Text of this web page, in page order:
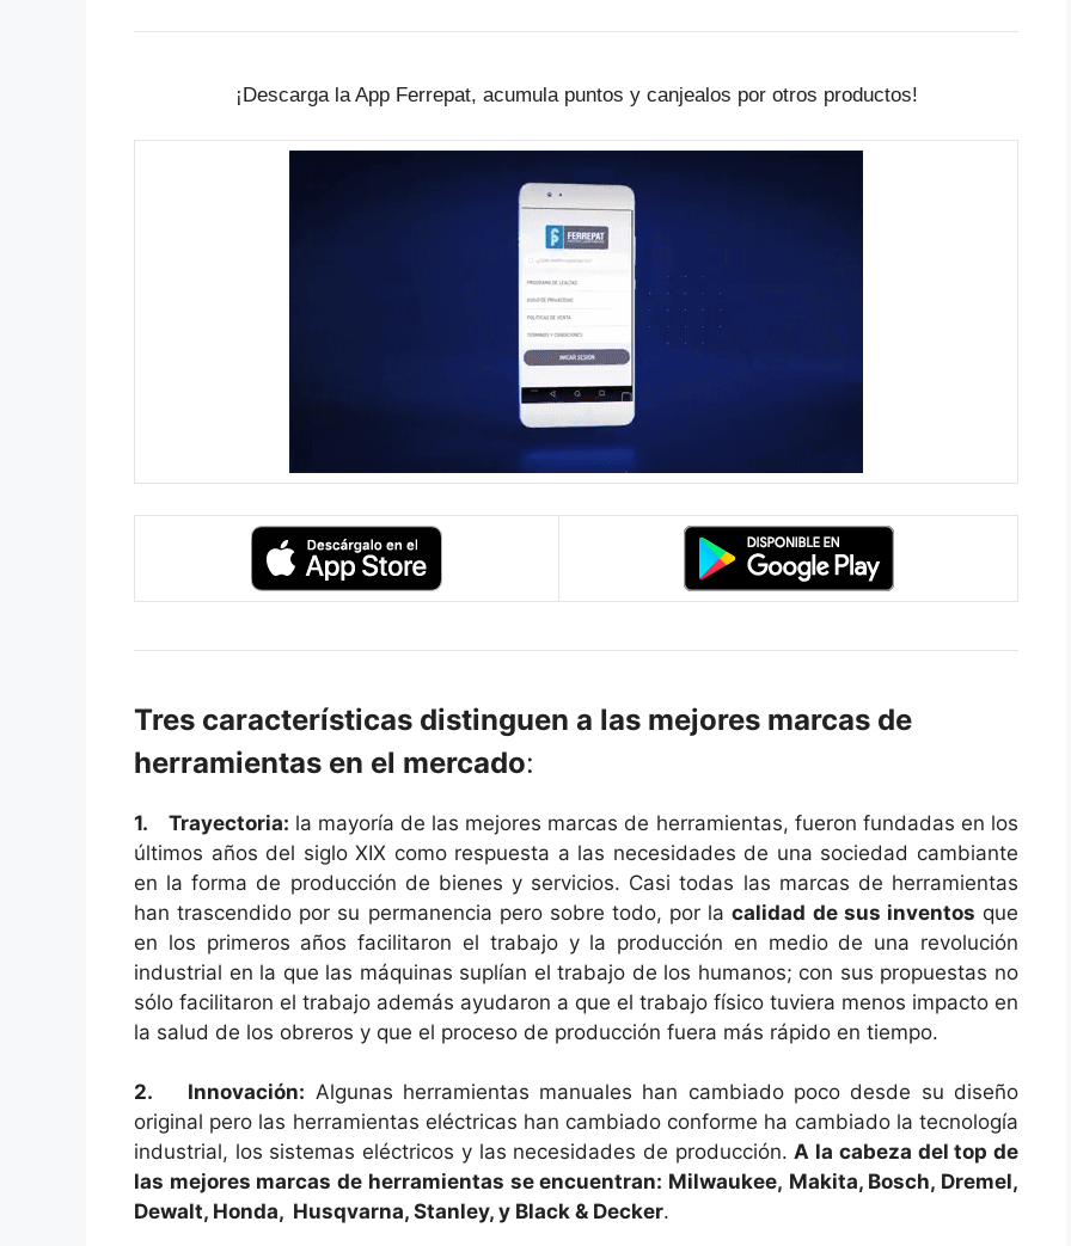
¡Descarga la App Ferrepat, acumula puntos y canjealos por otros productos!
Tres características distinguen a las mejores marcas de
herramientas en el mercado:
1. Trayectoria: la mayoría de las mejores marcas de herramientas, fueron fundadas en los
últimos años del siglo XIX como respuesta a las necesidades de una sociedad cambiante
en la forma de producción de bienes y servicios. Casi todas las marcas de herramientas
han trascendido por su permanencia pero sobre todo, por lacalidad de sus inventos que
en los primeros años facilitaron el trabajo y la producción en medio de una revolución
industrial en la que las máquinas suplían el trabajo de los humanos; con sus propuestas no
sólo facilitaron el trabajo además ayudaron a que el trabajo físico tuviera menos impacto en
la salud de los obreros y que el proceso de producción fuera más rápido en tiempo.
2. Innovación: Algunas herramientas manuales han cambiado poco desde su diseño
original pero las herramientas eléctricas han cambiado conforme ha cambiado la tecnología
industrial, los sistemas eléctricos y las necesidades de producción.A la cabeza del top de
las mejores marcas de herramientas se encuentran: Milwaukee, Makita, Bosch, Dremel,
Dewalt, Honda, Husqvarna, Stanley, y Black & Decker.